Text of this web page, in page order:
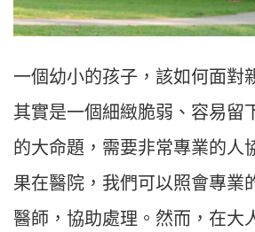
一個幼小的孩子，該如何面對
其實是一個細緻脆弱、容易留
的大命題，需要非常專業的人
果在醫院，我們可以照會專業
醫師，協助處理。然而，在大